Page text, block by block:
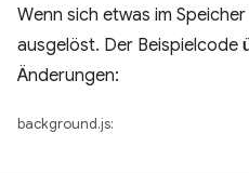
Wenn sich etwas im
ausgelöst. Der Beispielcode
Änderungen:
background.js: